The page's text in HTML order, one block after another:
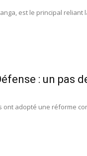
est le principal reliant
: un pas
ont adopté une réforme